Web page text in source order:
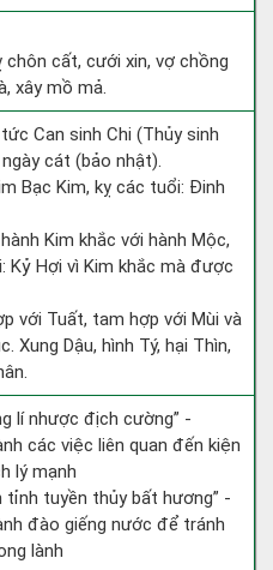
chôn cất, cưới xin, vợ chồng
xây mồ mả.
Can sinh Chi (Thủy sinh
cát (bảo nhật).
Bạc Kim, kỵ các tuổi: Đinh
Kim khắc với hành Mộc,
Kỷ Hợi vì Kim khắc mà được
với Tuất, tam hợp với Mùi và
Xung Dậu, hình Tý, hại Thìn,
lí nhược địch cường” -
các việc liên quan đến kiện
lý mạnh
tỉnh tuyền thủy bất hương” -
đào giếng nước để tránh
lành